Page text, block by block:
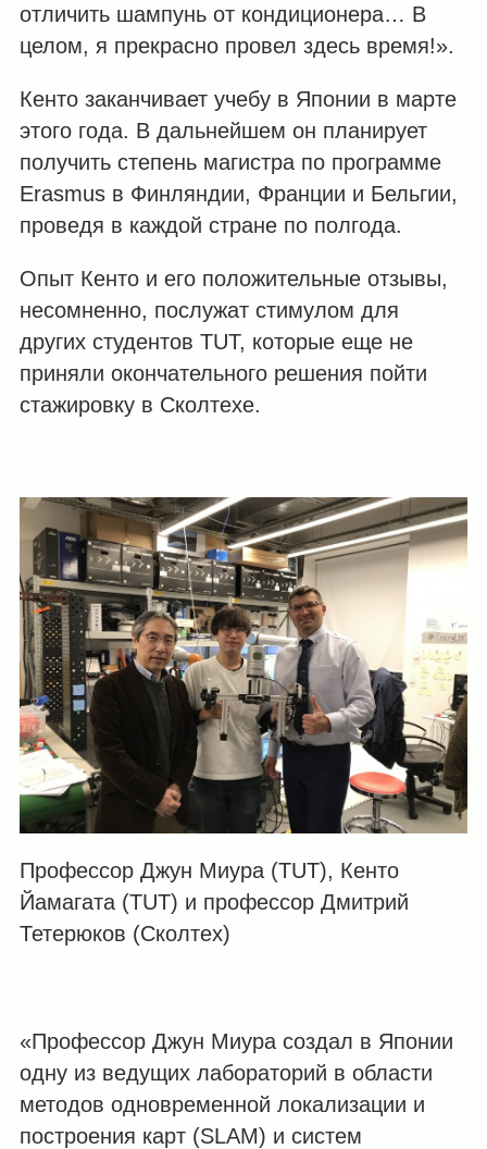
отличить шампунь от кондиционера… В
целом, я прекрасно провел здесь время!».
Кенто заканчивает учебу в Японии в марте
этого года. В дальнейшем он планирует
получить степень магистра по программе
Erasmus в Финляндии, Франции и Бельгии,
проведя в каждой стране по полгода.
Опыт Кенто и его положительные отзывы,
несомненно, послужат стимулом для
других студентов TUT, которые еще не
приняли окончательного решения пойти
стажировку в Сколтехе.
Профессор Джун Миура (TUT), Кенто
Йамагата (TUT) и профессор Дмитрий
Тетерюков (Сколтех)
«Профессор Джун Миура создал в Японии
одну из ведущих лабораторий в области
методов одновременной локализации и
построения карт (SLAM) и систем